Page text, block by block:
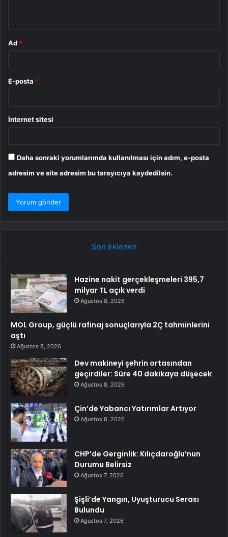
Ad *
E-posta *
İnternet sitesi
Daha sonraki yorumlarımda kullanılması için adım, e-posta
adresim ve site adresim bu tarayıcıya kaydedilsin.
Son Eklenen
Hazine nakit gerçekleşmeleri 395,7
milyar TL açık verdi
Ağustos 8, 2026
MOL Group, güçlü rafinaj sonuçlarıyla 2Ç tahminlerini
aştı
Ağustos 8, 2026
Dev makineyi şehrin ortasından
geçirdiler: Süre 40 dakikaya düşecek
Ağustos 8, 2026
Çin’de Yabancı Yatırımlar Artıyor
Ağustos 8, 2026
CHP’de Gerginlik: Kılıçdaroğlu’nun
Durumu Belirsiz
Ağustos 7, 2026
Şişli’de Yangın, Uyuşturucu Serası
Bulundu
Ağustos 7, 2026